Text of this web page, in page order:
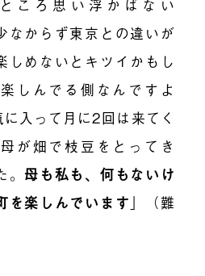
ころ思い浮かばない
なからず東京との違いが
しめないとキツイかもし
しんでる側なんですよ
入って月に2回は来てく
が畑で枝豆をとってき
母も私も、何もないけ
を楽しんでいます 」（難